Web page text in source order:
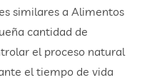
similares a Alimentos
cantidad de
el proceso natural
el tiempo de vida